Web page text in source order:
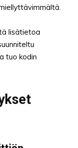
lisätietoa
tuo kodin